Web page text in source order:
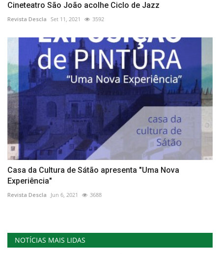
Cineteatro São João acolhe Ciclo de Jazz
Revista Descla Set 11, 2021 3592
Casa da Cultura de Sátão apresenta "Uma Nova
Experiência"
Revista Descla Jun 6, 2021 3688
NOTÍCIAS MAIS LIDAS